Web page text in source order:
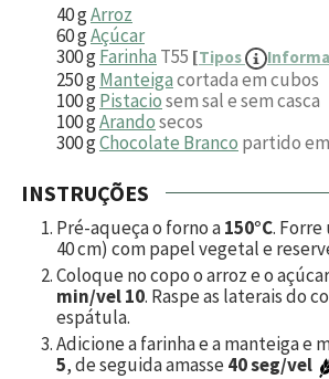
40gArroz
60gAçúcar
300gFarinha T55 [Tipos
250gManteigacortada em cubos
100gPistaciosem sal e sem casca
100gArandosecos
300gChocolate Branco partido
INSTRUÇÕES
Pré-aqueça o forno a150°C.
40 cm) com papel vegetal e
Coloque no copo o arroz e o
min/vel 10. Raspe as laterais do
espátula.
Adicione a farinha e a manteiga e
5, de seguida amasse40 seg/vel